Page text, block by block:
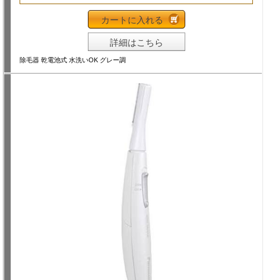
カートに入れる
詳細はこちら
除毛器 乾電池式 水洗いOK グレー調